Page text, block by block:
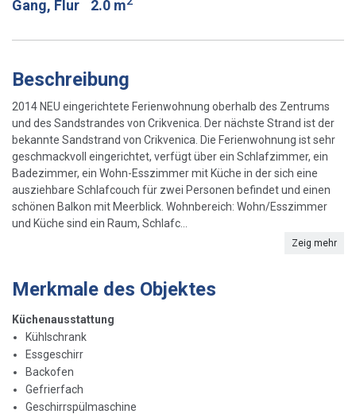
Gang, Flur 2.0 m
Beschreibung
2014 NEU eingerichtete Ferienwohnung oberhalb des Zentrums
und des Sandstrandes von Crikvenica. Der nächste Strand ist der
bekannte Sandstrand von Crikvenica. Die Ferienwohnung ist sehr
geschmackvoll eingerichtet, verfügt über ein Schlafzimmer, ein
Badezimmer, ein Wohn-Esszimmer mit Küche in der sich eine
ausziehbare Schlafcouch für zwei Personen befindet und einen
schönen Balkon mit Meerblick. Wohnbereich: Wohn/Esszimmer
und Küche sind ein Raum, Schlafc...
Zeig mehr
Merkmale des Objektes
Küchenausstattung
Kühlschrank
Essgeschirr
Backofen
Gefrierfach
Geschirrspülmaschine